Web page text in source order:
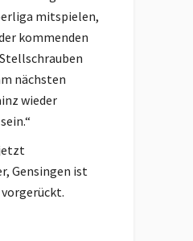
mitspielen,
kommenden
nächsten
wieder
Gensingen ist